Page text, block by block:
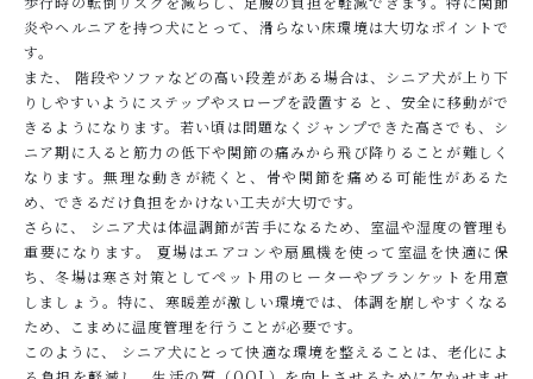
炎やヘルニアを持つ犬にとって、滑らない床環境は大切なポイントで
す。
また、 階段やソファなどの高い段差がある場合は、シニア犬が上り下
りしやすいようにステップやスロープを設置する と、安全に移動がで
きるようになります。若い頃は問題なくジャンプできた高さでも、シ
ニア期に入ると筋力の低下や関節の痛みから飛び降りることが難しく
なります。無理な動きが続くと、骨や関節を痛める可能性があるた
め、できるだけ負担をかけない工夫が大切です。
さらに、 シニア犬は体温調節が苦手になるため、室温や湿度の管理も
重要になります。 夏場はエアコンや扇風機を使って室温を快適に保
ち、冬場は寒さ対策としてペット用のヒーターやブランケットを用意
しましょう。特に、寒暖差が激しい環境では、体調を崩しやすくなる
ため、こまめに温度管理を行うことが必要です。
このように、 シニア犬にとって快適な環境を整えることは、老化によ